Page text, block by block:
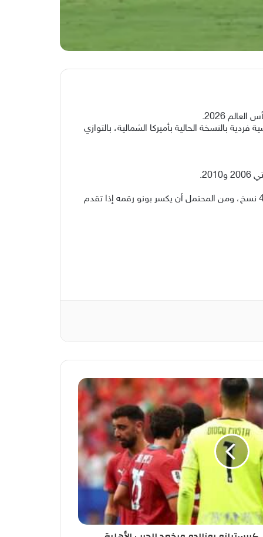
2026.
المركز الرابع، ويتطلع لأرقام قياسية فردية بالنسخة الحالية بأميركا الشمالية، بالتوازي
وعلى المستوى العربي، يحتفظ محمد الدعيع حارس السعودية السابق بالرقم القياسي بخوض 10 مباريات في كأس العالم خلال 4 نسخ، ومن المحتمل أن يكسر بونو رقمه إذا تقدم